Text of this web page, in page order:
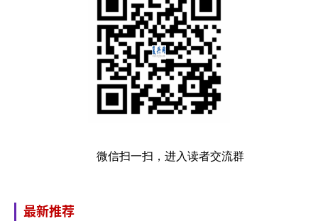
微信扫一扫，进入读者交流群
最新推荐